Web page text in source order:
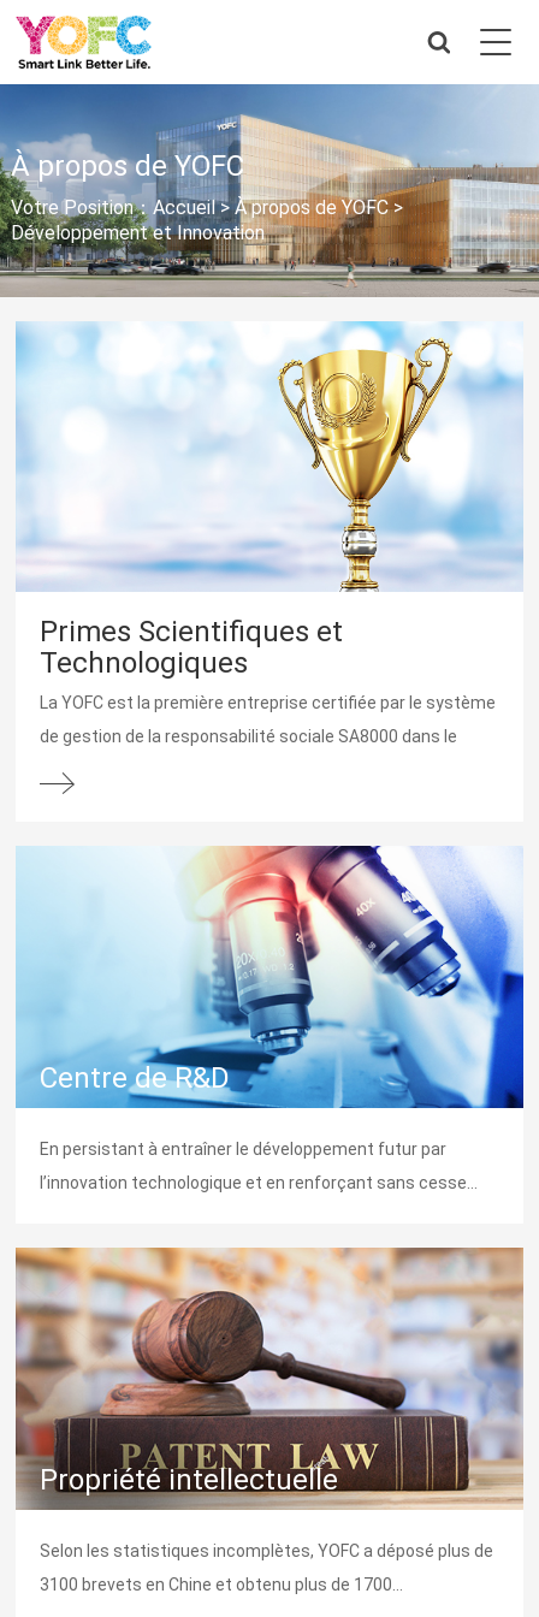
À propos de YOFC
Votre Position： Accueil>À propos de YOFC>
Développement et Innovation
Primes Scientifiques et
Technologiques
La YOFC est la première entreprise certifiée par le système
de gestion de la responsabilité sociale SA8000 dans le
secteur des fibres...
Centre de R&D
En persistant à entraîner le développement futur par
l’innovation technologique et en renforçant sans cesse
Propriété intellectuelle
Selon les statistiques incomplètes, YOFC a déposé plus de
3100 brevets en Chine et obtenu plus de 1700